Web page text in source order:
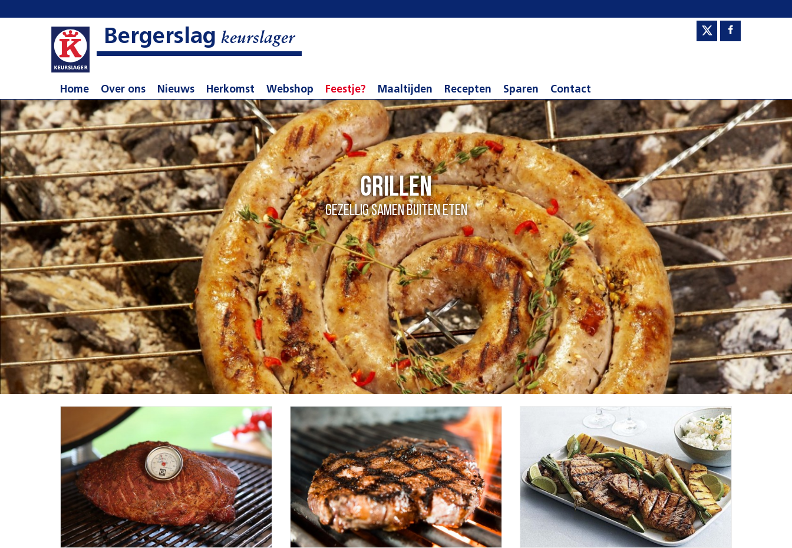
Bergerslag keurslager
Home Over ons Nieuws Herkomst Webshop Feestje? Maaltijden Recepten Sparen Contact
Grillen
Gezellig samen buiten eten